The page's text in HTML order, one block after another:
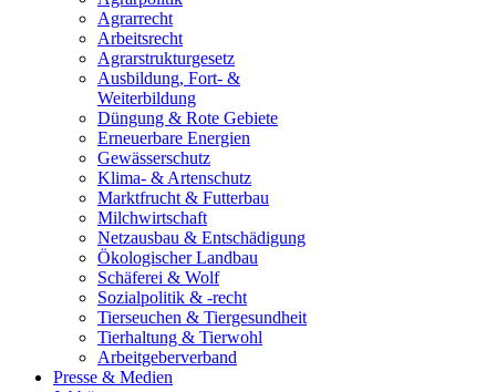
Agrarrecht
Arbeitsrecht
Agrarstrukturgesetz
Ausbildung, Fort- &
Weiterbildung
Düngung & Rote Gebiete
Erneuerbare Energien
Gewässerschutz
Klima- & Artenschutz
Marktfrucht & Futterbau
Milchwirtschaft
Netzausbau & Entschädigung
Ökologischer Landbau
Schäferei & Wolf
Sozialpolitik & -recht
Tierseuchen & Tiergesundheit
Tierhaltung & Tierwohl
Arbeitgeberverband
Presse & Medien